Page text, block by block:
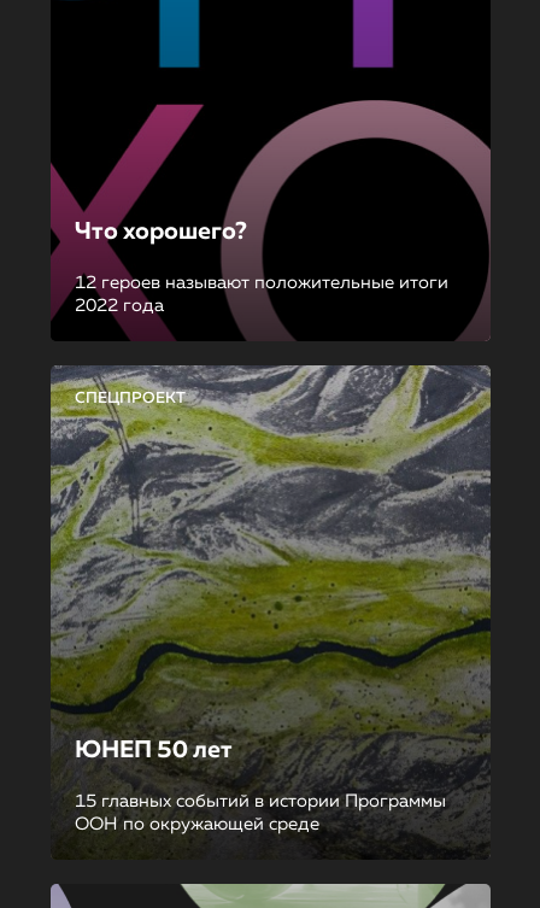
Что хорошего?
12 героев называют положительные итоги
2022 года
СПЕЦПРОЕКТ
ЮНЕП 50 лет
15 главных событий в истории Программы
ООН по окружающей среде